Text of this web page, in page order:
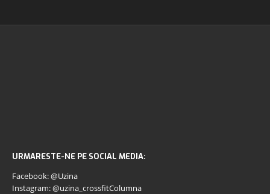
URMARESTE-NE PE SOCIAL MEDIA:
Facebook: @Uzina
Instagram: @uzina_crossfitColumna